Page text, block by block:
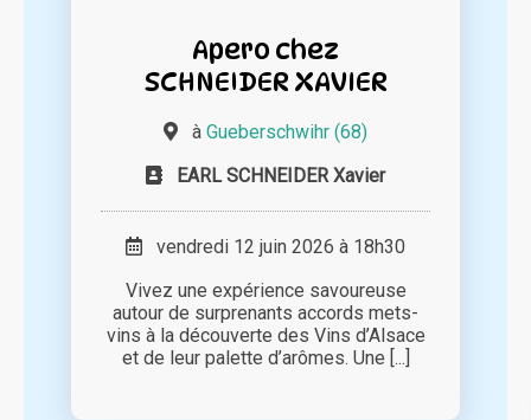
Apero chez
SCHNEIDER XAVIER
à Gueberschwihr (68)
EARL SCHNEIDER Xavier
vendredi 12 juin 2026 à 18h30
Vivez une expérience savoureuse
autour de surprenants accords mets-
vins à la découverte des Vins d’Alsace
et de leur palette d’arômes. Une [...]